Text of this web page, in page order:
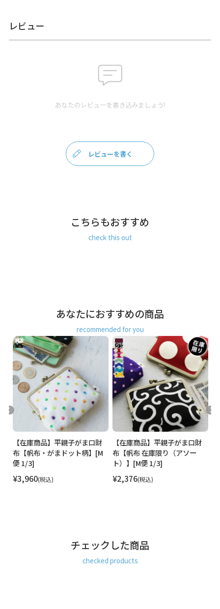
定は受け付けておりません。
※内寸、外寸ともに実寸で表記しています。※置いた状態で
測っているので多少の誤差が生じる場合があります。※手づ
す。
＜本体＞ 外寸：高さ11cm、幅12cm、マチ2cm
親がま口内寸：高さ9.5cm、幅10.5cm
子がま口内寸：高さ5.5cm、幅9.5cm
※外寸は口金を含みます。
※内寸は口金を含みません。
クレジットカード
／コンビニ後払い／
Amazon Pay／楽天ペイ／PayPay
クレジットカード決済、Amazon Pay、PayPay、楽天ペイを
ご選択の場合、システムの都合上、商品発送前にご請求させ
て頂く場合がございます。何卒ご了承下さいますようお願い
申し上げます。
規約に基づき返品、キャンセルもお受付でき
ます。
発送方法
ゆうパケット：全国一律330円3個までなら発送可
能
ゆうパック：全国一律770円日時指定可能
※10,000円以上ご購入頂いた場合は送料無料になります。
商品説明
カードやお札が入る仕切りの付いた、コンパクトで持ちやす
い親子財布。
金のドット柄が大人かわいいと大好評のHAKUドットシリーズ
つ折りで入れられます。
銭を取り出しやすくなっています。
レビュー
あなたのレビューを書き込みましょう!
レビューを書く
こちらもおすすめ
check this out
あなたにおすすめの商品
recommended for you
【在庫商品】平親子がま口財
布【帆布・がまドット柄】[M
便 1/3]
¥3,960 税込
【在庫商品】平親子がま口財
布【帆布 在庫限り（アソー
ト）】[M便 1/3]
¥2,376 税込
チェックした商品
checked products